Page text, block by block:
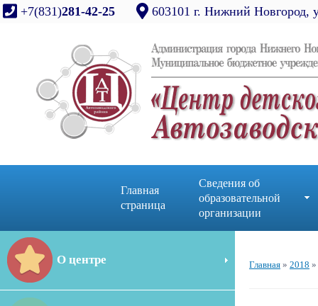
+7(831)281-42-25 603101 г. Нижний Новгород,
Главная
страница
Сведения об
образовательной
организации
О центре Главная » 2018 »